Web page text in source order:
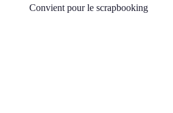
Convient pour le scrapbooking